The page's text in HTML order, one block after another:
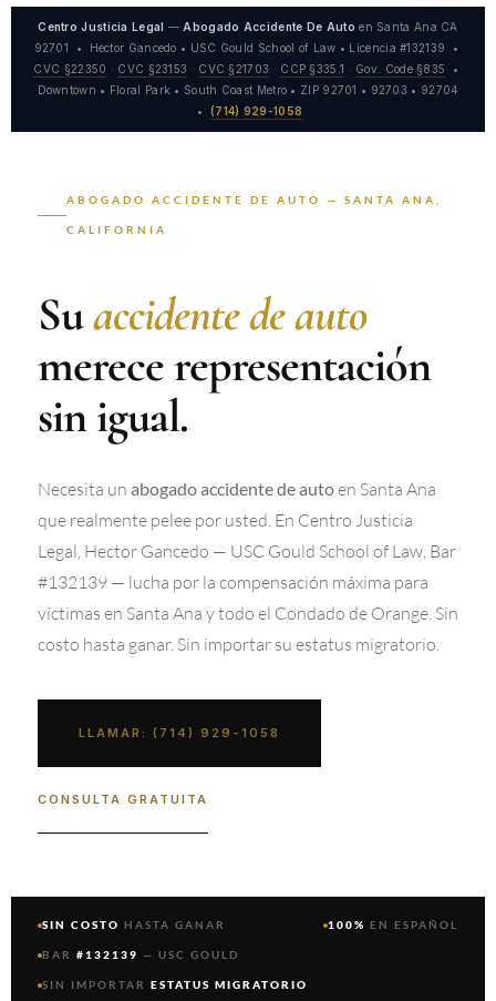
Centro Justicia Legal — Abogado Accidente De Auto en Santa Ana CA
92701 • Hector Gancedo • USC Gould School of Law • Licencia #132139 •
CVC §22350 · CVC §23153 · CVC §21703 · CCP §335.1 · Gov. Code §835
•
Downtown • Floral Park • South Coast Metro • ZIP 92701 • 92703 • 92704
• (714) 929-1058
ABOGADO ACCIDENTE DE AUTO — SANTA ANA,
CALIFORNIA
Suaccidente de auto
merecerepresentación
sin igual.
Necesita un abogado accidente de autoen Santa Ana
que realmente pelee por usted. En Centro Justicia
Legal, Hector Gancedo — USC Gould School of Law, Bar
#132139 — lucha por la compensación máxima para
víctimas en Santa Ana y todo el Condado de Orange. Sin
costo hasta ganar. Sin importar su estatus migratorio.
LLAMAR: (714) 929-1058
CONSULTA GRATUITA
SIN COSTO HASTA GANAR 100% EN ESPAÑOL
BAR #132139 — USC GOULD
SIN IMPORTAR ESTATUS MIGRATORIO